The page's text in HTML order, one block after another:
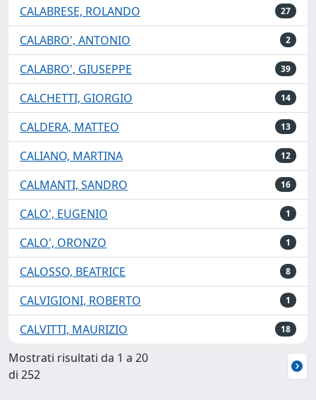
CALABRESE, ROLANDO 27
CALABRO', ANTONIO 2
CALABRO', GIUSEPPE 39
CALCHETTI, GIORGIO 14
CALDERA, MATTEO 13
CALIANO, MARTINA 12
CALMANTI, SANDRO 16
CALO', EUGENIO 1
CALO', ORONZO 1
CALOSSO, BEATRICE 8
CALVIGIONI, ROBERTO 1
CALVITTI, MAURIZIO 18
Mostrati risultati da 1 a 20
di 252